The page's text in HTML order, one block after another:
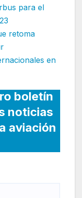
para el
retoma
en
boletín
noticias
aviación